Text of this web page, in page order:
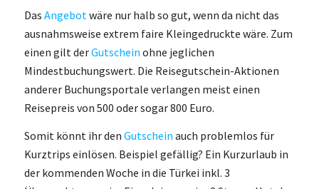
Das Angebot wäre nur halb so gut, wenn da nicht das
ausnahmsweise extrem faire Kleingedruckte wäre. Zum
einen gilt derGutschein ohne jeglichen
Mindestbuchungswert. Die Reisegutschein-Aktionen
anderer Buchungsportale verlangen meist einen
Reisepreis von 500 oder sogar 800 Euro.
Somit könnt ihr den Gutschein auch problemlos für
Kurztrips einlösen. Beispiel gefällig? Ein Kurzurlaub in
der kommenden Woche in die Türkei inkl. 3